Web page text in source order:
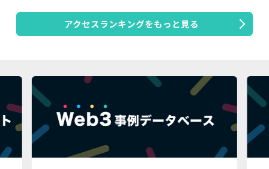
アクセスランキングをもっと見る